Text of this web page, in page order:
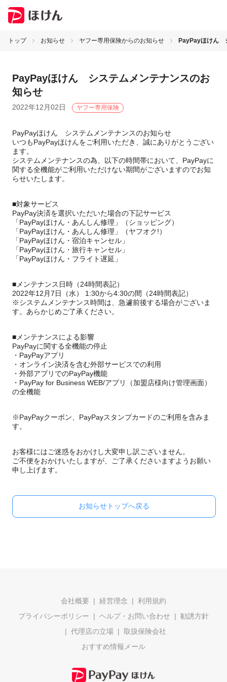
トップ お知らせ ヤフー専用保険からのお知らせ PayPayほけん
PayPayほけん システムメンテナンスのお
知らせ
2022年12月02日 ヤフー専用保険
PayPayほけん システムメンテナンスのお知らせ
いつもPayPayほけんをご利用いただき、誠にありがとうござい
ます。
システムメンテナンスの為、以下の時間帯において、PayPayに
関する全機能がご利用いただけない期間がございますのでお知
らせいたします。
■対象サービス
PayPay決済を選択いただいた場合の下記サービス
「PayPayほけん・あんしん修理」（ショッピング）
「PayPayほけん・あんしん修理」（ヤフオク!）
「PayPayほけん・宿泊キャンセル」
「PayPayほけん・旅行キャンセル」
「PayPayほけん・フライト遅延」
■メンテナンス日時（24時間表記）
2022年12月7日（水） 1:30から4:30の間（24時間表記）
※システムメンテナンス時間は、急遽前後する場合がございま
す。あらかじめご了承ください。
■メンテナンスによる影響
PayPayに関する全機能の停止
・PayPayアプリ
・オンライン決済を含む外部サービスでの利用
・外部アプリでのPayPay機能
・PayPay for Business WEB/アプリ（加盟店様向け管理画面）
の全機能
※PayPayクーポン、PayPayスタンプカードのご利用を含みま
す。
お客様にはご迷惑をおかけし大変申し訳ございません。
ご不便をおかけいたしますが、ご了承くださいますようお願い
申し上げます。
お知らせトップへ戻る
会社概要 経営理念
利用規約
プライバシーポリシー
ヘルプ・お問い合わせ
勧誘方針
代理店の立場
取扱保険会社
おすすめ情報メール